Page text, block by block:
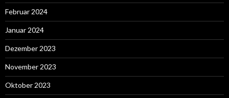
Februar 2024
Januar 2024
Dezember 2023
November 2023
Oktober 2023